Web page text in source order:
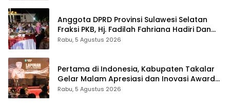
Anggota DPRD Provinsi Sulawesi Selatan
Fraksi PKB, Hj. Fadilah Fahriana Hadiri Dan
Beri Apresiasi : Takalar Menyalakan Lentera
Rabu, 5 Agustus 2026
Pertama di Indonesia, Kabupaten Takalar
Gelar Malam Apresiasi dan Inovasi Award
2026: Panggung Penghargaan bagi
Rabu, 5 Agustus 2026